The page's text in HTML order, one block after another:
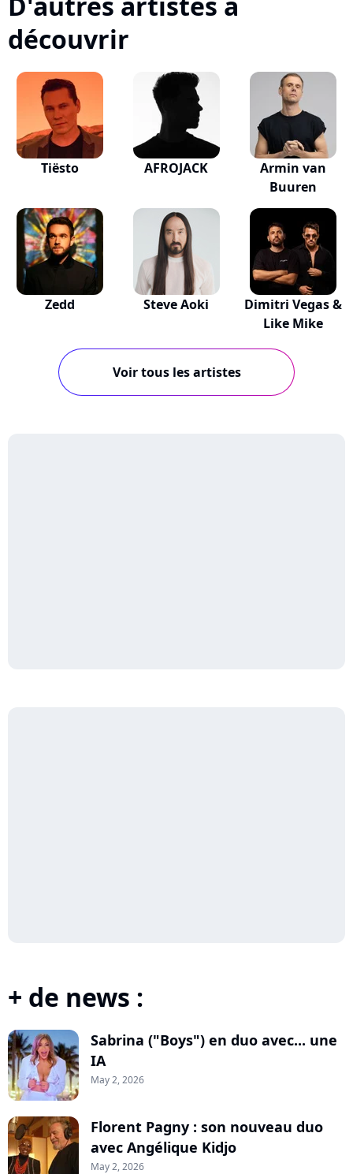
découvrir
Tiësto AFROJACK
Armin van
Buuren
Zedd Steve Aoki
Dimitri Vegas &
Like Mike
Voir tous les artistes
+ de news :
Sabrina ("Boys") en duo avec... une
IA
May 2, 2026
Florent Pagny : son nouveau duo
avec Angélique Kidjo
May 2, 2026